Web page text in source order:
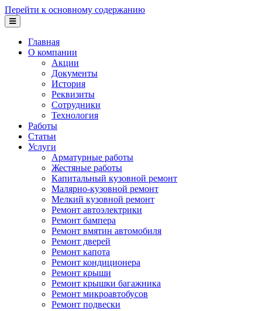
Перейти к основному содержанию
Главная
О компании
Акции
Документы
История
Реквизиты
Сотрудники
Технология
Работы
Статьи
Услуги
Арматурные работы
Жестяные работы
Капитальный кузовной ремонт
Малярно-кузовной ремонт
Мелкий кузовной ремонт
Ремонт автоэлектрики
Ремонт бампера
Ремонт вмятин автомобиля
Ремонт дверей
Ремонт капота
Ремонт кондиционера
Ремонт крыши
Ремонт крышки багажника
Ремонт микроавтобусов
Ремонт подвески